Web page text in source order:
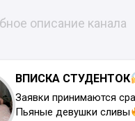
описание канала
ВПИСКА СТУДЕНТОК
Заявки принимаются
Пьяные девушки сливы